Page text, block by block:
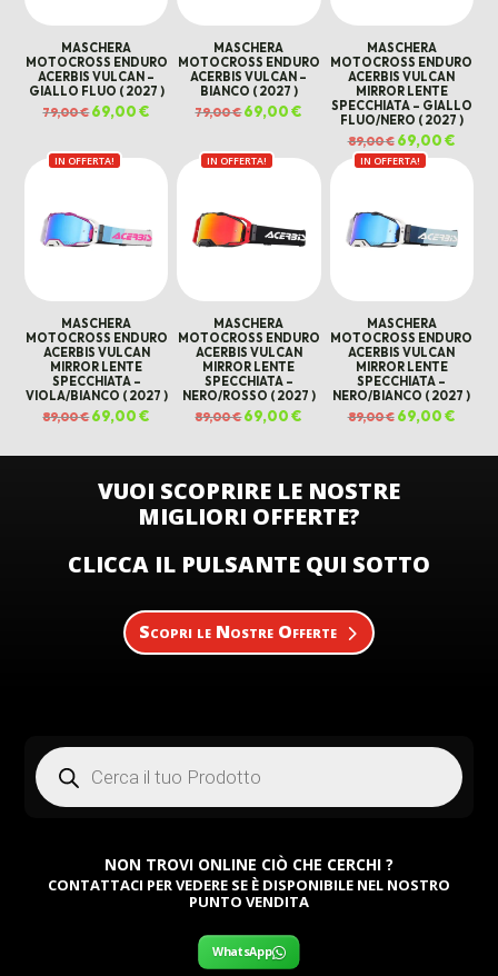
MASCHERA
MOTOCROSS ENDURO
ACERBIS VULCAN –
GIALLO FLUO ( 2027 )
79,00€Il
prezzo
79,00 €.
69,00€
69,00 €.
MASCHERA
MOTOCROSS ENDURO
ACERBIS VULCAN –
BIANCO ( 2027 )
79,00€Il
prezzo
79,00 €.
69,00€
prezzo
69,00 €.
MASCHERA
MOTOCROSS ENDURO
ACERBIS VULCAN
MIRROR LENTE
SPECCHIATA – GIALLO
FLUO/NERO ( 2027 )
89,00€ Il
prezzo
originale
era:
69,00€Il
69,00
IN OFFERTA!
MASCHERA
MOTOCROSS ENDURO
ACERBIS VULCAN
MIRROR LENTE
SPECCHIATA –
VIOLA/BIANCO ( 2027 )
89,00€Il
prezzo
89,00 €.
69,00€
69,00 €.
IN OFFERTA!
MASCHERA
MOTOCROSS ENDURO
ACERBIS VULCAN
MIRROR LENTE
SPECCHIATA –
NERO/ROSSO ( 2027 )
89,00€Il
prezzo
89,00 €.
69,00€
69,00 €.
IN OFFERTA!
MASCHERA
MOTOCROSS ENDURO
ACERBIS VULCAN
MIRROR LENTE
SPECCHIATA –
NERO/BIANCO ( 2027 )
89,00€ Il
prezzo
89,00 €.
69,00€Il
69,00
VUOI SCOPRIRE LE NOSTRE
MIGLIORI OFFERTE?
CLICCA IL PULSANTE QUI SOTTO
Scopri le Nostre Offerte
Products
search
NON TROVI ONLINE CIÒ CHE CERCHI ?
CONTATTACI PER VEDERE SE È DISPONIBILE NEL NOSTRO
PUNTO VENDITA
WhatsApp